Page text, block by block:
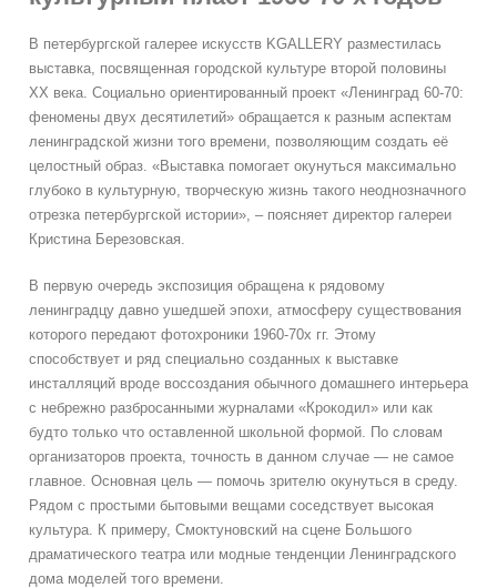
В петербургской галерее искусств KGALLERY разместилась
выставка, посвященная городской культуре второй половины
XX века. Социально ориентированный проект «Ленинград 60-70:
феномены двух десятилетий» обращается к разным аспектам
ленинградской жизни того времени, позволяющим создать её
целостный образ. «Выставка помогает окунуться максимально
глубоко в культурную, творческую жизнь такого неоднозначного
отрезка петербургской истории», – поясняет директор галереи
Кристина Березовская.
В первую очередь экспозиция обращена к рядовому
ленинградцу давно ушедшей эпохи, атмосферу существования
которого передают фотохроники 1960-70х гг. Этому
способствует и ряд специально созданных к выставке
инсталляций вроде воссоздания обычного домашнего интерьера
с небрежно разбросанными журналами «Крокодил» или как
будто только что оставленной школьной формой. По словам
организаторов проекта, точность в данном случае — не самое
главное. Основная цель — помочь зрителю окунуться в среду.
Рядом с простыми бытовыми вещами соседствует высокая
культура. К примеру, Смоктуновский на сцене Большого
драматического театра или модные тенденции Ленинградского
дома моделей того времени.